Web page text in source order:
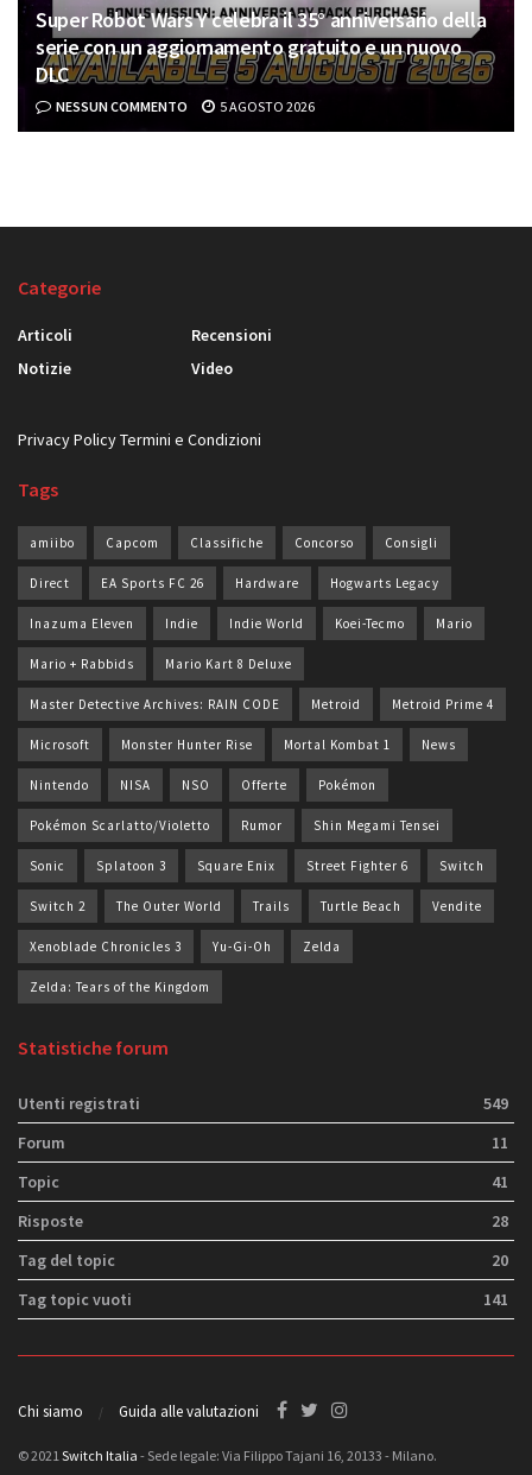
Super Robot Wars Y celebra il 35° anniversario della
serie con un aggiornamento gratuito e un nuovo
DLC
NESSUN COMMENTO 5 AGOSTO 2026
Categorie
Articoli
Notizie
Recensioni
Video
Privacy PolicyTermini e Condizioni
Tags
amiibo Capcom Classifiche Concorso Consigli
Direct EA Sports FC 26 Hardware Hogwarts Legacy
Inazuma Eleven Indie Indie World Koei-Tecmo Mario
Mario + Rabbids Mario Kart 8 Deluxe
Master Detective Archives: RAIN CODE Metroid Metroid Prime 4
Microsoft Monster Hunter Rise Mortal Kombat 1 News
Nintendo NISA NSO Offerte Pokémon
Pokémon Scarlatto/Violetto Rumor Shin Megami Tensei
Sonic Splatoon 3 Square Enix Street Fighter 6 Switch
Switch 2 The Outer World Trails Turtle Beach Vendite
Xenoblade Chronicles 3 Yu-Gi-Oh Zelda
Zelda: Tears of the Kingdom
Statistiche forum
Utenti registrati
549
Forum
11
Topic
41
Risposte
28
Tag del topic
20
Tag topic vuoti
141
Chi siamo Guida alle valutazioni
© 2021Switch Italia - Sede legale: Via Filippo Tajani 16, 20133 - Milano.